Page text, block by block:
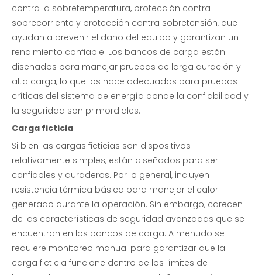
contra la sobretemperatura, protección contra
sobrecorriente y protección contra sobretensión, que
ayudan a prevenir el daño del equipo y garantizan un
rendimiento confiable. Los bancos de carga están
diseñados para manejar pruebas de larga duración y
alta carga, lo que los hace adecuados para pruebas
críticas del sistema de energía donde la confiabilidad y
la seguridad son primordiales.
Carga ficticia
Si bien las cargas ficticias son dispositivos
relativamente simples, están diseñados para ser
confiables y duraderos. Por lo general, incluyen
resistencia térmica básica para manejar el calor
generado durante la operación. Sin embargo, carecen
de las características de seguridad avanzadas que se
encuentran en los bancos de carga. A menudo se
requiere monitoreo manual para garantizar que la
carga ficticia funcione dentro de los límites de